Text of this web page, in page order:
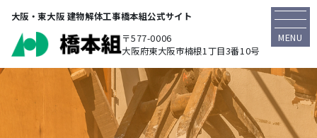
大阪・東大阪 建物解体工事橋本組公式サイト
〒577-0006
大阪府東大阪市楠根1丁目3番10号
MENU